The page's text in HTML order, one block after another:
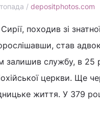
/ depositphotos.com
походив зі знатної
став
службу, в 25
церкви. Ще
життя. У 379